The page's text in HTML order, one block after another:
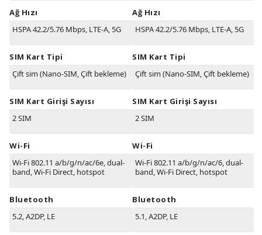
Ağ Hızı
HSPA 42.2/5.76 Mbps, LTE-A, 5G
SIM Kart Tipi
Çift sim (Nano-SIM, Çift bekleme)
SIM Kart Girişi Sayısı
2 SIM
Wi-Fi
Wi-Fi 802.11 a/b/g/n/ac/6e, dual-
band, Wi-Fi Direct, hotspot
Bluetooth
5.2, A2DP, LE
Ağ Hızı
HSPA 42.2/5.76 Mbps, LTE-A, 5G
SIM Kart Tipi
Çift sim (Nano-SIM, Çift bekleme)
SIM Kart Girişi Sayısı
2 SIM
Wi-Fi
Wi-Fi 802.11 a/b/g/n/ac/6, dual-
band, Wi-Fi Direct, hotspot
Bluetooth
5.1, A2DP, LE